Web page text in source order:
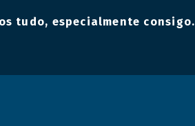
tudo, especialmente consigo.